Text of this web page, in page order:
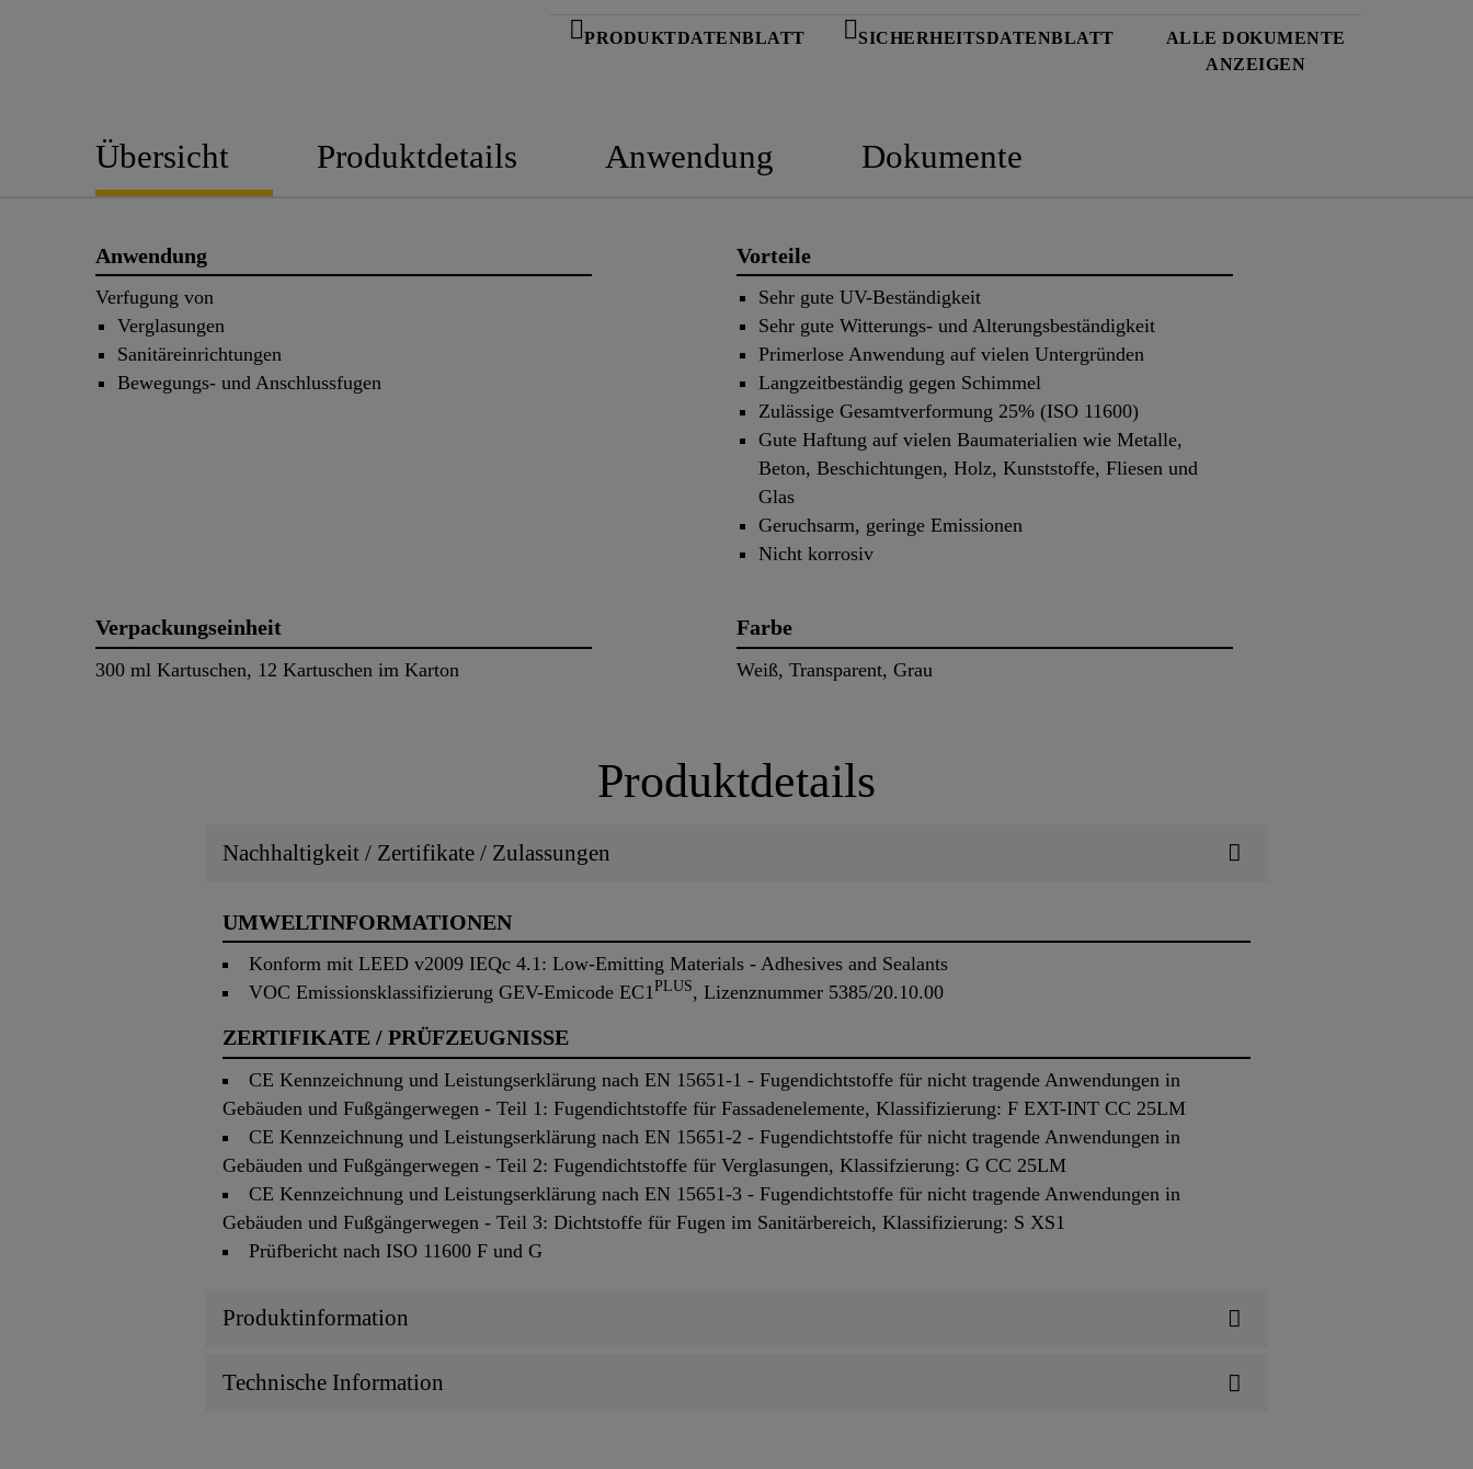
PRODUKTDATENBLATT SICHERHEITSDATENBLATT
ALLE DOKUMENTE
ANZEIGEN
Übersicht Produktdetails Anwendung Dokumente
Anwendung
Verfugung von
Verglasungen
Sanitäreinrichtungen
Bewegungs- und Anschlussfugen
Vorteile
Sehr gute UV-Beständigkeit
Sehr gute Witterungs- und Alterungsbeständigkeit
Primerlose Anwendung auf vielen Untergründen
Langzeitbeständig gegen Schimmel
Zulässige Gesamtverformung 25% (ISO 11600)
Gute Haftung auf vielen Baumaterialien wie Metalle,
Beton, Beschichtungen, Holz, Kunststoffe, Fliesen und
Glas
Geruchsarm, geringe Emissionen
Nicht korrosiv
Verpackungseinheit
300 ml Kartuschen, 12 Kartuschen im Karton
Farbe
Weiß, Transparent, Grau
Produktdetails
Nachhaltigkeit / Zertifikate / Zulassungen
UMWELTINFORMATIONEN
Konform mit LEED v2009 IEQc 4.1: Low-Emitting Materials - Adhesives and Sealants
VOC Emissionsklassifizierung GEV-Emicode EC1PLUS, Lizenznummer 5385/20.10.00
ZERTIFIKATE / PRÜFZEUGNISSE
CE Kennzeichnung und Leistungserklärung nach EN 15651-1 - Fugendichtstoffe für nicht tragende Anwendungen in
Gebäuden und Fußgängerwegen - Teil 1: Fugendichtstoffe für Fassadenelemente, Klassifizierung: F EXT-INT CC 25LM
CE Kennzeichnung und Leistungserklärung nach EN 15651-2 - Fugendichtstoffe für nicht tragende Anwendungen in
Gebäuden und Fußgängerwegen - Teil 2: Fugendichtstoffe für Verglasungen, Klassifzierung: G CC 25LM
CE Kennzeichnung und Leistungserklärung nach EN 15651-3 - Fugendichtstoffe für nicht tragende Anwendungen in
Gebäuden und Fußgängerwegen - Teil 3: Dichtstoffe für Fugen im Sanitärbereich, Klassifizierung: S XS1
Prüfbericht nach ISO 11600 F und G
Produktinformation
Technische Information